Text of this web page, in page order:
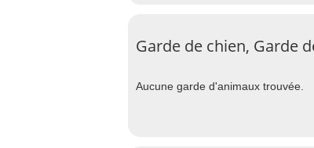
Garde de chien, Garde
Aucune garde d'animaux trouvée.